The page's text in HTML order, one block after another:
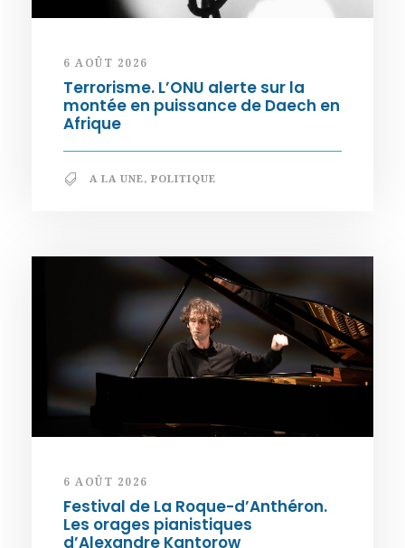
6 AOÛT 2026
Terrorisme. L’ONU alerte sur la
montée en puissance de Daech en
Afrique
A LA UNE, POLITIQUE
6 AOÛT 2026
Festival de La Roque-d’Anthéron.
Les orages pianistiques
d’Alexandre Kantorow